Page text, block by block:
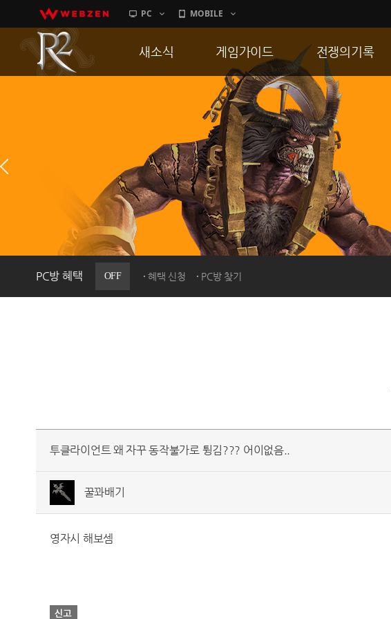
PC MOBILE
PC방 혜택 OFF 혜택 신청 PC방 찾기
새소식
이벤트
히스토리
PC방으로간다
게임가이드
게임 특징
서버가이드
신병훈련소
세부가이드
통합보급센터
전쟁의기록
통합 길드전
공성 & 스팟
랭킹
R2Match
투클라이언트 왜 자꾸 동작불가로 튕김??? 어이없음..
꿀꽈배기
영자시 해보셈